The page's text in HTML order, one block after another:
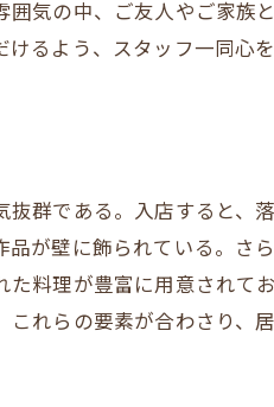
囲気の中、ご友人やご家族
けるよう、スタッフ一同心
抜群である。入店すると、
品が壁に飾られている。さ
た料理が豊富に用意されて
これらの要素が合わさり、